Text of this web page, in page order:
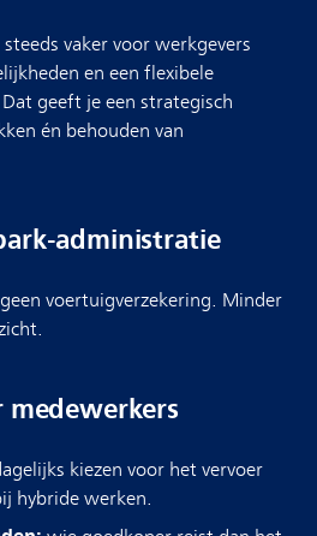
vaker voor werkgevers
en een flexibele
geeft je een strategisch
én behouden van
administratie
voertuigverzekering. Minder
kiezen voor het vervoer
hybride werken.